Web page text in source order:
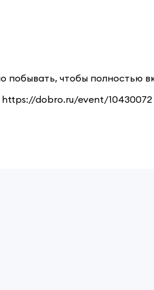
побывать, чтобы полностью
dobro.ru/event/10430072